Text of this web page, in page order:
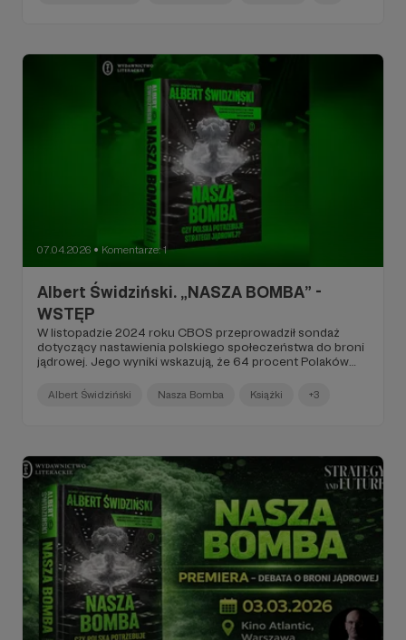
07.04.2026 ● Komentarze: 1
Albert Świdziński. „NASZA BOMBA” -
WSTĘP
W listopadzie 2024 roku CBOS przeprowadził sondaż
dotyczący nastawienia polskiego społeczeństwa do broni
jądrowej. Jego wyniki wskazują, że 64 procent Polaków
Albert Świdziński Nasza Bomba Książki +3